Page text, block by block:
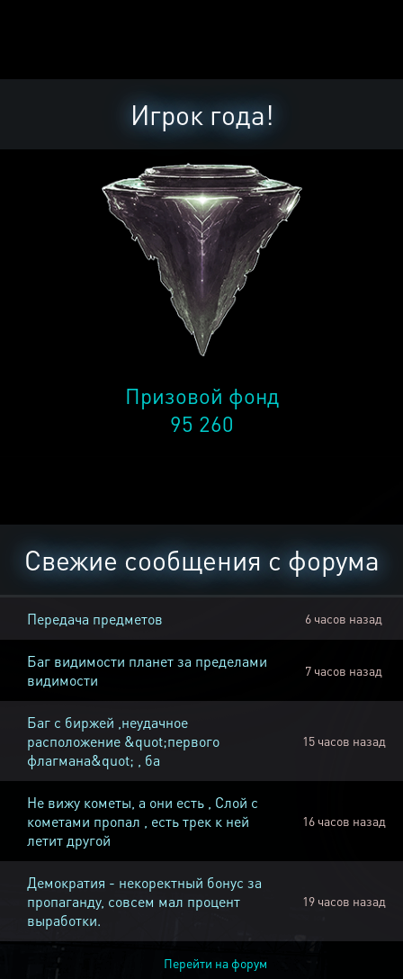
Игрок года!
Призовой фонд
95 260
Свежие сообщения с форума
Передача предметов 6 часов назад
Баг видимости планет за пределами
видимости
7 часов назад
Баг с биржей ,неудачное
расположение &quot;первого
флагмана&quot; , ба
15 часов назад
Не вижу кометы, а они есть , Слой с
кометами пропал , есть трек к ней
летит другой
16 часов назад
Демократия - некоректный бонус за
пропаганду, совсем мал процент
выработки.
19 часов назад
Перейти на форум